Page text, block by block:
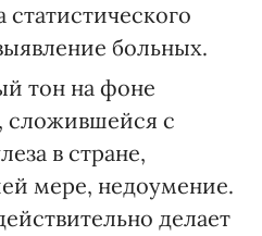
статистического
больных.
тон на фоне
сложившейся с
в стране,
мере, недоумение.
делает